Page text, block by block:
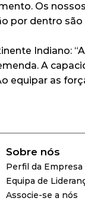
Os
por dentro
Indiano:
A
equipar as
Sobre nós
Perfil da Empresa
Equipa de
Associe-se a nós